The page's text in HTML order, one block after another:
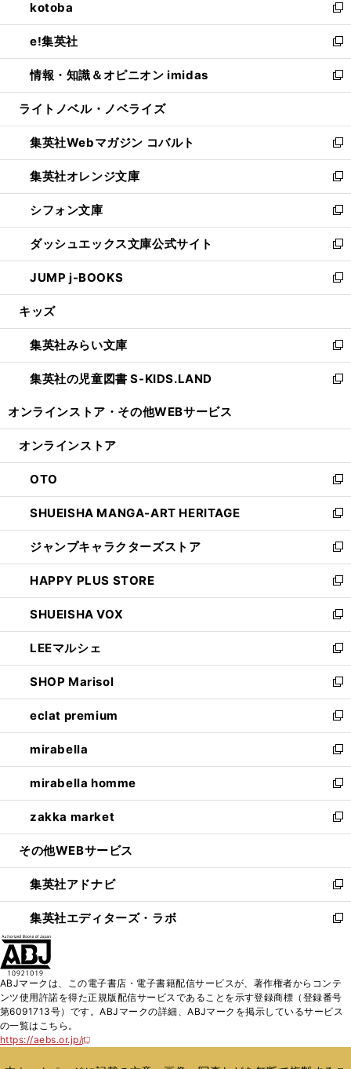
く
で
開
く
ド
ウ
で
開
く
ィ
ン
ド
ウ
で
開
い
ウ
ィ
ン
ド
ウ
開
く
kotoba
新
し
い
ウ
ィ
ン
ウ
で
開
く
e!集英社
新
し
い
ウ
ン
ド
ウ
で
開
く
情報・知識＆オピニオン imidas
新
し
ウ
ィ
ン
ド
ウ
で
開
く
ライトノベル・ノベライズ
集英社Webマガジン コバルト
新
し
い
ウ
ィ
ン
ド
ウ
で
開
集英社オレンジ文庫
新
し
い
ウ
ィ
ン
ド
ウ
開
く
シフォン文庫
新
し
い
ウ
ィ
ン
ウ
で
開
く
ダッシュエックス文庫公式サイト
新
し
い
ウ
ン
ド
ウ
で
JUMP j-BOOKS
新
し
ウ
ィ
ン
ド
開
キッズ
集英社みらい文庫
新
し
い
ン
ウ
で
開
く
集英社の児童図書 S-KIDS.LAND
新
ウ
ン
ド
ウ
で
開
く
オンラインストア・ その他WEBサービス
オンラインストア
OTO
新
し
い
ウ
ィ
ン
ド
ウ
で
開
く
SHUEISHA MANGA-ART HERITAGE
新
し
い
ウ
ィ
ン
ド
ウ
で
開
く
ジャンプキャラクターズストア
新
し
い
ウ
ィ
ン
ド
ウ
で
開
く
HAPPY PLUS STORE
新
し
い
ウ
ィ
ン
ド
ウ
で
開
く
SHUEISHA VOX
新
し
い
ウ
ィ
ン
ド
ウ
で
開
く
LEEマルシェ
新
し
い
ウ
ィ
ン
ド
ウ
で
開
く
SHOP Marisol
新
し
い
ウ
ィ
ン
ド
ウ
で
開
eclat premium
新
し
い
ウ
ィ
ン
ド
ウ
開
く
mirabella
新
し
い
ウ
ィ
ン
ウ
で
開
く
mirabella homme
新
し
い
ウ
ン
ド
ウ
で
zakka market
新
し
ウ
ィ
ン
ド
く
その他WEBサービス
集英社アドナビ
新
し
い
ド
ウ
で
集英社エディターズ・ラボ
新
ィ
ン
ド
ABJマークは、この電子書店・電子書籍配信サービスが、著作権者からコンテ
ンツ使用許諾を得た正規版配信サービスであることを示す登録商標（登録番号
第6091713号）です。ABJマークの詳細、ABJマークを掲示しているサービス
の一覧はこちら。
https://aebs.or.jp/
新